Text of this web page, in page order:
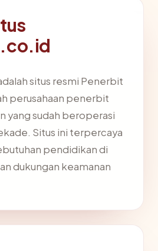
situs resmi Penerbit
perusahaan penerbit
yang sudah beroperasi
Situs ini terpercaya
pendidikan di
dukungan keamanan